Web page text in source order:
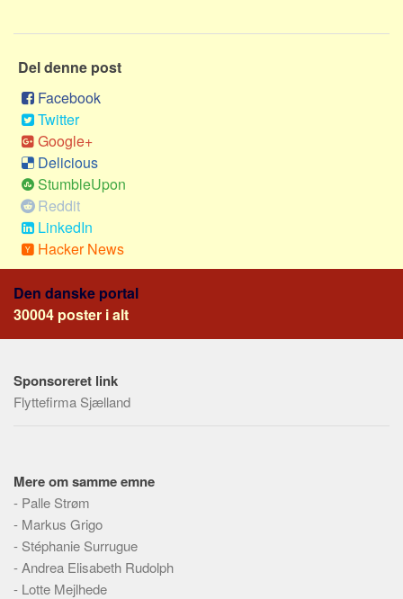
Økonomi
Jura og regler
Skatter og afgifter
Statistik
Praktisk
Alle
Meta
Dokumenttyper
Emner
Steder
Kilder
Webstedet
Forhistorien
Redigering
Tekstannoncer
Bannere
Del denne post
Facebook
Twitter
Google+
Delicious
StumbleUpon
Reddit
LinkedIn
Hacker News
Den danske portal
30004 poster i alt
Sponsoreret link
Flyttefirma Sjælland
Mere om samme emne
- Palle Strøm
- Markus Grigo
- Stéphanie Surrugue
-Andrea Elisabeth Rudolph
- Lotte Mejlhede